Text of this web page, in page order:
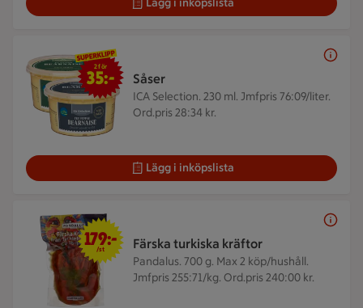
Lägg i inköpslista
Såser
ICA Selection. 230 ml. Jmfpris 76:09/liter.
Ord.pris 28:34 kr.
2 för 35 kr
2 för
35:-
Lägg i inköpslista
Färska turkiska kräftor
Pandalus. 700 g. Max 2 köp/hushåll.
Jmfpris 255:71/kg. Ord.pris 240:00 kr.
179 kr/st
179:-
/st